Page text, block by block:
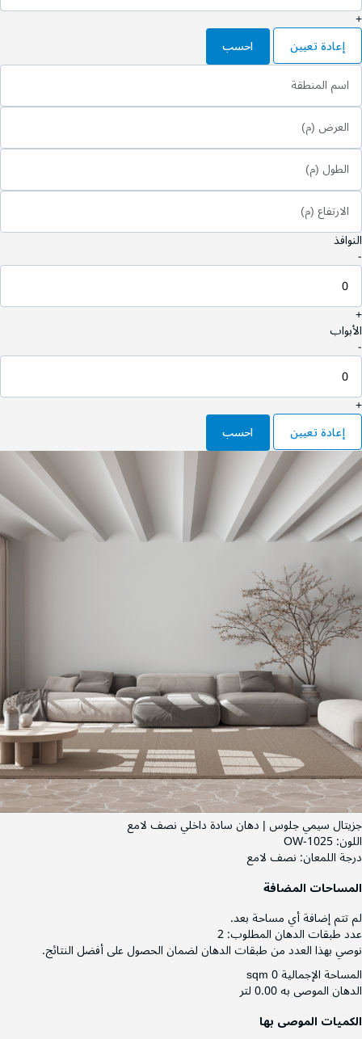
+
إعادة تعيين
احسب
اسم المنطقة
العرض (م)
الطول (م)
الارتفاع (م)
النوافذ
-
+
الأبواب
-
+
إعادة تعيين
احسب
جزيتال سيمي جلوس | دهان سادة داخلي نصف لامع
اللون:OW-1025
درجة اللمعان: نصف لامع
المساحات المضافة
لم تتم إضافة أي مساحة بعد.
عدد طبقات الدهان المطلوب:2
نوصي بهذا العدد من طبقات الدهان لضمان الحصول على أفضل النتائج.
المساحة الإجمالية0 sqm
الدهان الموصى به0.00 لتر
الكميات الموصى بها